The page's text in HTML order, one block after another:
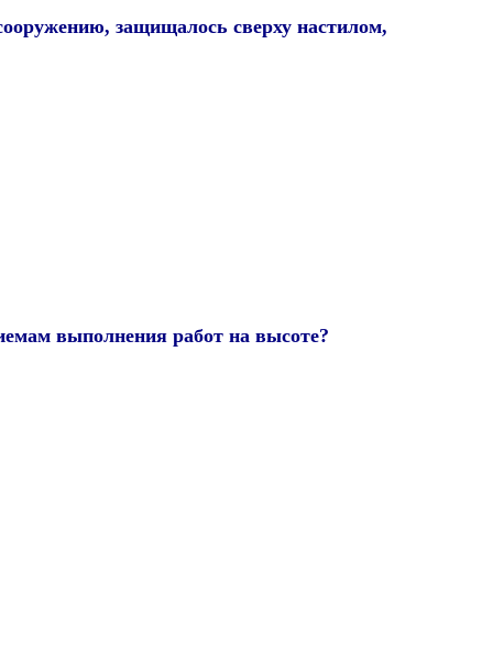
защищалось сверху настилом,
выполнения работ на высоте?